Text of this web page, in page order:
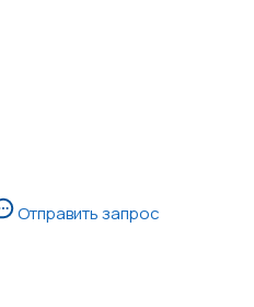
Отправить запрос